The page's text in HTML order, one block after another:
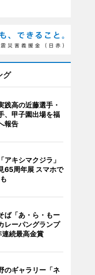
グ
践高の近藤選手・
、甲子園出場を福
報告
アキシマクジラ」
65周年展 スマホで
ば「あ・ら・もー
ーパングランプ
連続最高金賞
のギャラリー「ネ